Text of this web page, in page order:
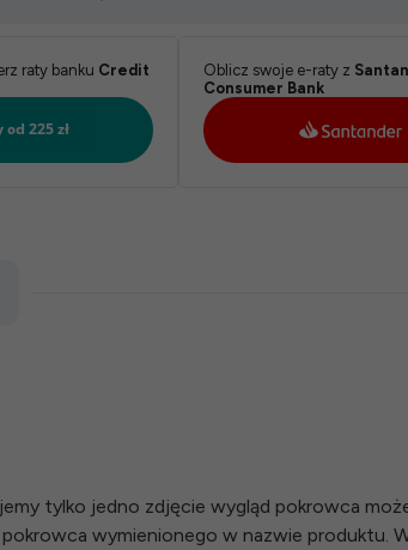
raty banku Credit
Oblicz swoje e-raty z
Consumer Bank
tylko jedno zdjęcie wygląd pokrowca
wymienionego w nazwie produktu.